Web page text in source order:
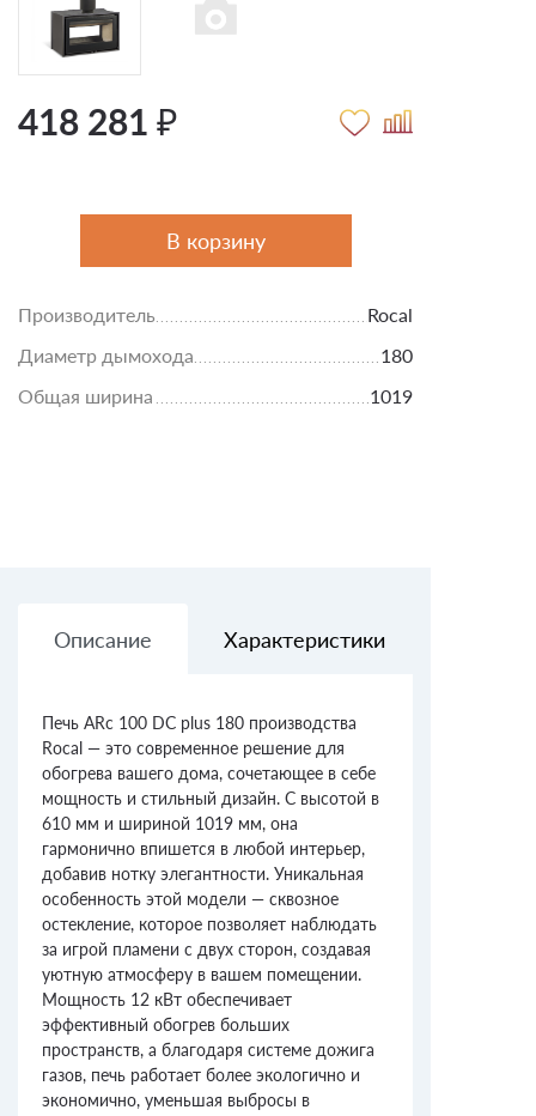
418 281 ₽
В корзину
Производитель
Rocal
Диаметр дымохода
180
Общая ширина
1019
Описание Характеристики
Печь ARc 100 DC plus 180 производства
Rocal — это современное решение для
обогрева вашего дома, сочетающее в себе
мощность и стильный дизайн. С высотой в
610 мм и шириной 1019 мм, она
гармонично впишется в любой интерьер,
добавив нотку элегантности. Уникальная
особенность этой модели — сквозное
остекление, которое позволяет наблюдать
за игрой пламени с двух сторон, создавая
уютную атмосферу в вашем помещении.
Мощность 12 кВт обеспечивает
эффективный обогрев больших
пространств, а благодаря системе дожига
газов, печь работает более экологично и
экономично, уменьшая выбросы в